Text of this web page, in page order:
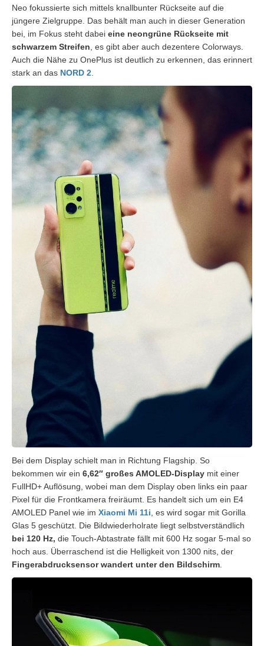
Neo fokussierte sich mittels knallbunter Rückseite auf die
jüngere Zielgruppe. Das behält man auch in dieser Generation
bei, im Fokus steht dabei eine neongrüne Rückseite mit
schwarzem Streifen , es gibt aber auch dezentere Colorways.
Auch die Nähe zu OnePlus ist deutlich zu erkennen, das erinnert
stark an das NORD 2
Bei dem Display schielt man in Richtung Flagship. So
bekommen wir ein 6,62″ großes AMOLED-Display mit einer
FullHD+ Auflösung, wobei man dem Display oben links ein paar
Pixel für die Frontkamera freiräumt. Es handelt sich um ein E4
AMOLED Panel wie im Xiaomi Mi 11i , es wird sogar mit Gorilla
Glas 5 geschützt. Die Bildwiederholrate liegt selbstverständlich
bei 120 Hz, die Touch-Abtastrate fällt mit 600 Hz sogar 5-mal so
hoch aus. Überraschend ist die Helligkeit von 1300 nits, der
Fingerabdrucksensor wandert unter den Bildschirm